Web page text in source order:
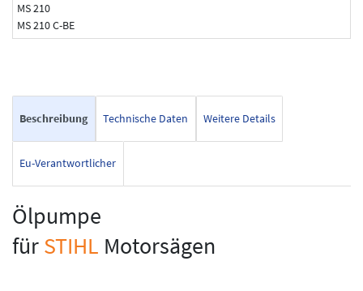
MS 210
MS 210 C-BE
Beschreibung Technische Daten Weitere Details
Eu-Verantwortlicher
Ölpumpe
fürSTIHL Motorsägen